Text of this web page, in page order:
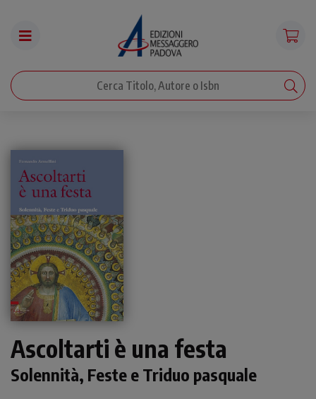
Ascoltarti è una festa
Solennità, Feste e Triduo pasquale